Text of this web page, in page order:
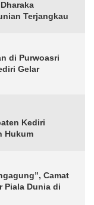
Terjangkau
di Purwoasri
Gelar
Kediri
Hukum
Camat
Piala Dunia di